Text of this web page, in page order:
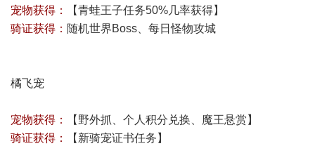
宠物获得：
【青蛙王子任务50%几率获得】
骑证获得： 随机世界Boss、每日怪物攻城
橘飞宠
宠物获得：
【野外抓、个人积分兑换、魔王悬赏】
骑证获得：
【 新骑宠证书任务 】